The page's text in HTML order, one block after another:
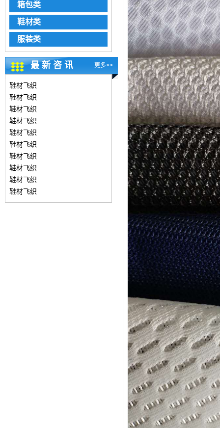
箱包类
鞋材类
服装类
最新咨讯 更多>>
鞋材飞织
鞋材飞织
鞋材飞织
鞋材飞织
鞋材飞织
鞋材飞织
鞋材飞织
鞋材飞织
鞋材飞织
鞋材飞织